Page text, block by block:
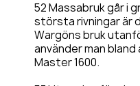
52 Massabruk går i
största rivningar är
Wargöns bruk
använder man
Master 1600.